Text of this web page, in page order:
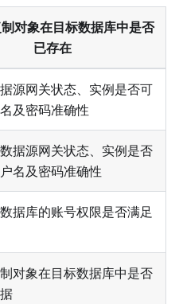
对象在目标数据库中是否
已存在
源网关状态、实例是否可
及密码准确性
据源网关状态、实例是否
名及密码准确性
据库的账号权限是否满足
对象在目标数据库中是否